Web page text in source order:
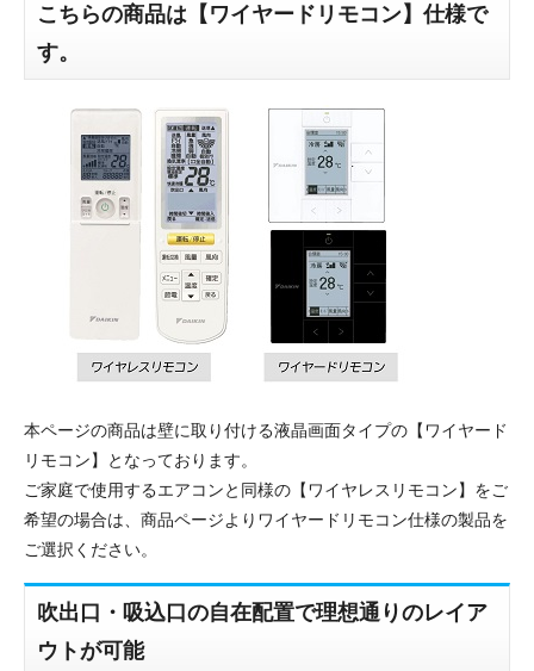
こちらの商品は【ワイヤードリモコン】仕様で
す。
本ページの商品は壁に取り付ける液晶画面タイプの【ワイヤード
リモコン】となっております。
ご家庭で使用するエアコンと同様の【ワイヤレスリモコン】をご
希望の場合は、商品ページよりワイヤードリモコン仕様の製品を
ご選択ください。
吹出口・吸込口の自在配置で理想通りのレイア
ウトが可能